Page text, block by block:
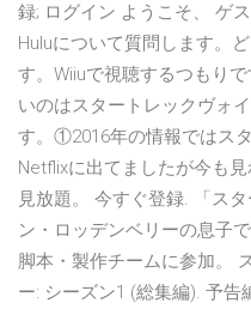
録; ログイン ようこそ、 ゲ
Huluについて質問します。
す。Wiiuで視聴するつもり
いのはスタートレックヴォ
す。①2016年の情報ではス
Netflixに出てましたが今も
見 放 題 。 今 す ぐ登 録. 「
ン・ロッデンベリーの息子
脚本・製作チームに参加。
ー: シーズン1 (総集編). 予告